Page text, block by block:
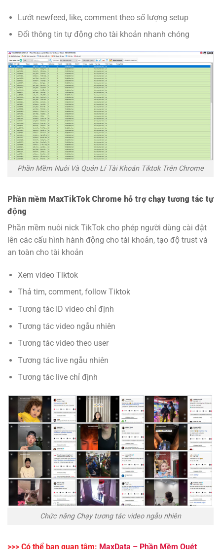
Lướt newfeed, like, comment theo số lượng setup
Đổi thông tin tự động cho tài khoản nhanh chóng
Phần Mềm Nuôi Và Quản Lí Tài Khoản Tiktok Trên Chrome
Phần mềm MaxTikTok Chrome hỗ trợ chạy tương tác tự
động
Phần mềm nuôi nick TikTok cho phép người dùng cài đặt
lên các cấu hình hành động cho tài khoản, tạo độ trust và
an toàn cho tài khoản
Xem video Tiktok
Thả tim, comment, follow Tiktok
Tương tác ID video chỉ định
Tương tác video ngẫu nhiên
Tương tác video theo user
Tương tác live ngẫu nhiên
Tương tác live chỉ định
Chức năng Chạy tương tác video ngẫu nhiên
>>> Có thể bạn quan tâm: MaxData – Phần Mềm Quét